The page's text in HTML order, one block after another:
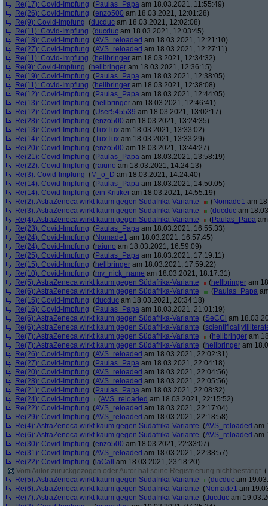
Re(17): Covid-Impfung (Paulas_Papa am 18.03.2021, 11:55:49)
Re(26): Covid-Impfung (enzo500 am 18.03.2021, 12:01:28)
Re(9): Covid-Impfung (ducduc am 18.03.2021, 12:02:08)
Re(11): Covid-Impfung (ducduc am 18.03.2021, 12:03:45)
Re(18): Covid-Impfung (AVS_reloaded am 18.03.2021, 12:21:10)
Re(27): Covid-Impfung (AVS_reloaded am 18.03.2021, 12:27:11)
Re(11): Covid-Impfung (hellbringer am 18.03.2021, 12:34:32)
Re(9): Covid-Impfung (hellbringer am 18.03.2021, 12:36:15)
Re(19): Covid-Impfung (Paulas_Papa am 18.03.2021, 12:38:05)
Re(11): Covid-Impfung (hellbringer am 18.03.2021, 12:38:08)
Re(12): Covid-Impfung (Paulas_Papa am 18.03.2021, 12:44:05)
Re(13): Covid-Impfung (hellbringer am 18.03.2021, 12:46:41)
Re(12): Covid-Impfung (User545539 am 18.03.2021, 13:02:17)
Re(28): Covid-Impfung (enzo500 am 18.03.2021, 13:24:35)
Re(13): Covid-Impfung (TuxTux am 18.03.2021, 13:33:02)
Re(14): Covid-Impfung (TuxTux am 18.03.2021, 13:33:29)
Re(20): Covid-Impfung (enzo500 am 18.03.2021, 13:44:27)
Re(21): Covid-Impfung (Paulas_Papa am 18.03.2021, 13:58:19)
Re(22): Covid-Impfung (raiuno am 18.03.2021, 14:24:13)
Re(3): Covid-Impfung (M_o_D am 18.03.2021, 14:24:40)
Re(14): Covid-Impfung (Paulas_Papa am 18.03.2021, 14:50:05)
Re(14): Covid-Impfung (ein Kritiker am 18.03.2021, 14:55:19)
Re(2): AstraZeneca wirkt kaum gegen Südafrika-Variante
(Nomade1 am
Re(3): AstraZeneca wirkt kaum gegen Südafrika-Variante
(ducduc am
Re(4): AstraZeneca wirkt kaum gegen Südafrika-Variante
(Paulas_Papa
Re(23): Covid-Impfung (Paulas_Papa am 18.03.2021, 16:55:33)
Re(24): Covid-Impfung (Nomade1 am 18.03.2021, 16:57:45)
Re(24): Covid-Impfung (raiuno am 18.03.2021, 16:59:09)
Re(25): Covid-Impfung (Paulas_Papa am 18.03.2021, 17:19:11)
Re(15): Covid-Impfung (hellbringer am 18.03.2021, 17:59:22)
Re(10): Covid-Impfung (my_nick_name am 18.03.2021, 18:17:31)
Re(5): AstraZeneca wirkt kaum gegen Südafrika-Variante
(hellbringer am
Re(6): AstraZeneca wirkt kaum gegen Südafrika-Variante
(Paulas_Papa
Re(15): Covid-Impfung (ducduc am 18.03.2021, 20:34:18)
Re(16): Covid-Impfung (Paulas_Papa am 18.03.2021, 21:01:19)
Re(6): AstraZeneca wirkt kaum gegen Südafrika-Variante (SeCCi am
Re(6): AstraZeneca wirkt kaum gegen Südafrika-Variante (
Re(7): AstraZeneca wirkt kaum gegen Südafrika-Variante
(hellbringer am
Re(7): AstraZeneca wirkt kaum gegen Südafrika-Variante (hellbringer am
Re(26): Covid-Impfung (AVS_reloaded am 18.03.2021, 22:02:31)
Re(27): Covid-Impfung (Paulas_Papa am 18.03.2021, 22:04:18)
Re(20): Covid-Impfung (AVS_reloaded am 18.03.2021, 22:04:56)
Re(28): Covid-Impfung (AVS_reloaded am 18.03.2021, 22:05:56)
Re(21): Covid-Impfung (Paulas_Papa am 18.03.2021, 22:08:32)
Re(24): Covid-Impfung
(AVS_reloaded am 18.03.2021, 22:15:52)
Re(22): Covid-Impfung (AVS_reloaded am 18.03.2021, 22:17:04)
Re(29): Covid-Impfung (AVS_reloaded am 18.03.2021, 22:18:58)
Re(4): AstraZeneca wirkt kaum gegen Südafrika-Variante (AVS_reloaded am
Re(6): AstraZeneca wirkt kaum gegen Südafrika-Variante (AVS_reloaded am
Re(30): Covid-Impfung (enzo500 am 18.03.2021, 22:33:07)
Re(31): Covid-Impfung (AVS_reloaded am 18.03.2021, 22:38:57)
Re(22): Covid-Impfung ( laCall
am 18.03.2021, 23:18:20)
Vom Autor zurückgezogen oder Autor hat seine Registrierung nicht bestätigt (
Re(5): AstraZeneca wirkt kaum gegen Südafrika-Variante
(ducduc am
Re(6): AstraZeneca wirkt kaum gegen Südafrika-Variante (Nomade1 am
Re(7): AstraZeneca wirkt kaum gegen Südafrika-Variante (ducduc am